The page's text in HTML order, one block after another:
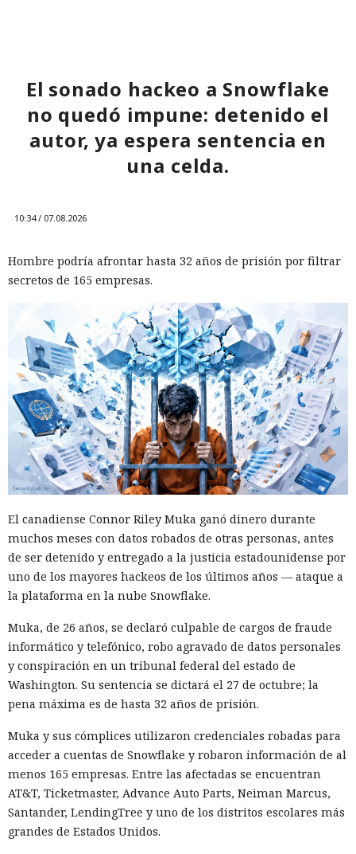
12:43 / 07.08.2026
Otra corporación corre el riesgo de repetir la triste suerte de
Las sanciones y restricciones contra las empresas
tecnológicas chinas por parte de las autoridades
estadounidenses hace tiempo que son noticia habitual —
ahora un escenario similarse está desarrollandoen sentido
inverso. La Administración del Ciberespacio de China
anunció el inicio de una revisión de los productos de la
estadounidense Palo Alto Networks que se venden en el
territorio del país, citando riesgos para la infraestructura
informática crítica y la seguridad nacional.
El regulador no nombró productos concretos de la compañía
sujetos a revisión, no reveló la naturaleza de posibles
vulnerabilidades ni precisó qué medidas podrían seguir en
caso de detectarse incumplimientos.
La decisión se produjo en medio del empeoramiento de las
disputas comerciales y tecnológicas entre Pekín y
Washington, que ponen en peligro la frágil tregua
alcanzada en las últimas cumbres bilaterales. El día
anterior, el Ministerio de Comercio de China anunció
nuevas restricciones contra empresas estadounidenses y la
exportación de drones a EE. UU., calificándolas como
respuesta a las recientes medidas de Washington contra el
El sonado hackeo a Snowflake
no quedó impune: detenido el
autor, ya espera sentencia en
una celda.
10:34 / 07.08.2026
Hombre podría afrontar hasta 32 años de prisión por filtrar
secretos de 165 empresas.
El canadiense Connor Riley Muka ganó dinero durante
muchos meses con datos robados de otras personas, antes
de ser detenido y entregado a la justicia estadounidense por
uno de los mayores hackeos de los últimos años — ataque a
la plataforma en la nube Snowflake.
Muka, de 26 años, se declaró culpable de cargos de fraude
informático y telefónico, robo agravado de datos personales
y conspiración en un tribunal federal del estado de
Washington. Su sentencia se dictará el 27 de octubre; la
pena máxima es de hasta 32 años de prisión.
Muka y sus cómplices utilizaron credenciales robadas para
acceder a cuentas de Snowflake y robaron información de al
menos 165 empresas. Entre las afectadas se encuentran
AT&T, Ticketmaster, Advance Auto Parts, Neiman Marcus,
Santander, LendingTree y uno de los distritos escolares más
grandes de Estados Unidos.